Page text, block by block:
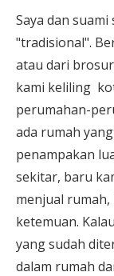
Saya dan
"tradisional".
atau dari
kami keliling
perumahan-
ada rumah
penampakan
sekitar, baru
menjual
ketemuan.
yang sudah
dalam rumah